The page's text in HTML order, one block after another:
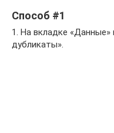
Способ #1
1. На вкладке
дубликаты».